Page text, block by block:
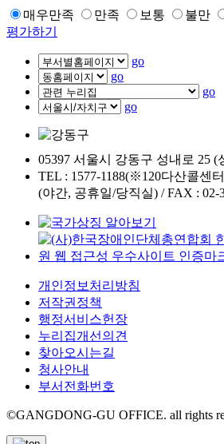
매우만족 만족 보통 불만
평가하기
go
go
go
go
05397 서울시 강동구 성내로 25 (
TEL : 1577-1188(※120다산콜센
(야간, 공휴일/당직실) / FAX : 02-
개인정보처리방침
저작권정책
행정서비스헌장
누리집개선의견
찾아오시는길
청사안내
부서전화번호
©GANGDONG-GU OFFICE. all rights